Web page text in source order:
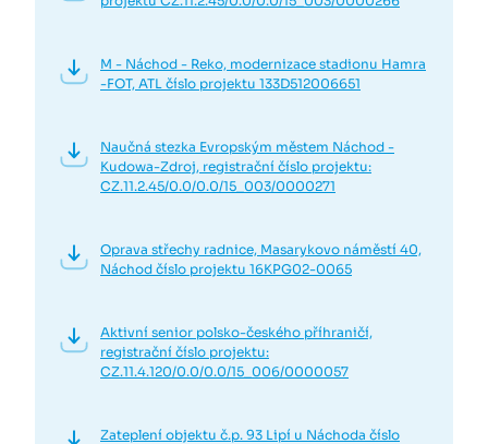
M - Náchod - Reko, modernizace stadionu Hamra
-FOT, ATL číslo projektu 133D512006651
Naučná stezka Evropským městem Náchod -
Kudowa-Zdroj, registrační číslo projektu:
CZ.11.2.45/0.0/0.0/15_003/0000271
Oprava střechy radnice, Masarykovo náměstí 40,
Náchod číslo projektu 16KPG02-0065
Aktivní senior polsko-českého příhraničí,
registrační číslo projektu:
CZ.11.4.120/0.0/0.0/15_006/0000057
Zateplení objektu č.p. 93 Lipí u Náchoda číslo